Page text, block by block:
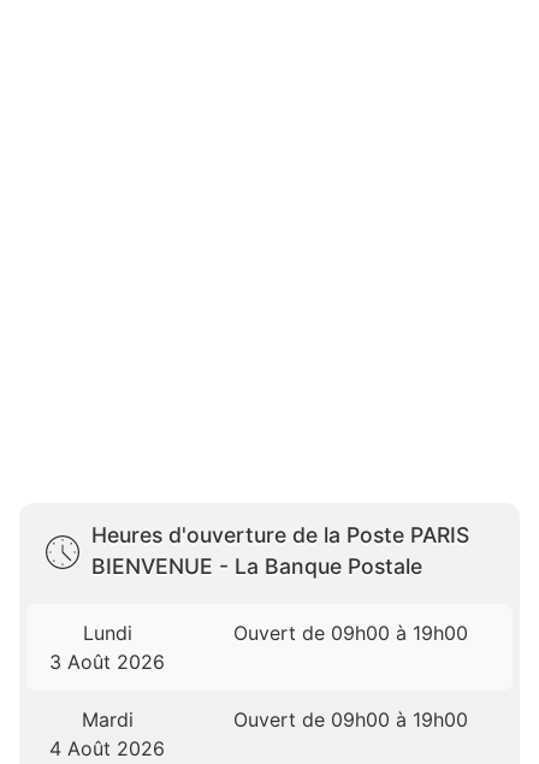
Heures d'ouverture de la Poste PARIS
BIENVENUE - La Banque Postale
Lundi
3 Août 2026
Ouvert de 09h00 à 19h00
Mardi
4 Août 2026
Ouvert de 09h00 à 19h00